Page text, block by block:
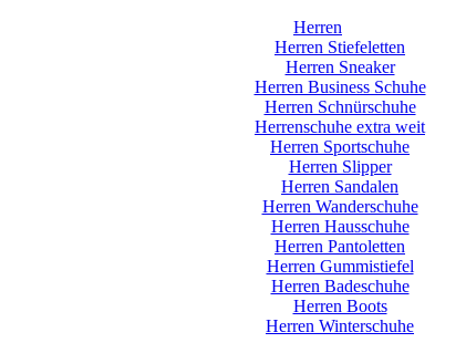
Herren
Herren Stiefeletten
Herren Sneaker
Herren Business Schuhe
Herren Schnürschuhe
Herrenschuhe extra weit
Herren Sportschuhe
Herren Slipper
Herren Sandalen
Herren Wanderschuhe
Herren Hausschuhe
Herren Pantoletten
Herren Gummistiefel
Herren Badeschuhe
Herren Boots
Herren Winterschuhe